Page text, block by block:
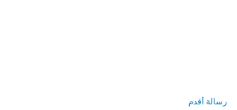
رسالة أقدم